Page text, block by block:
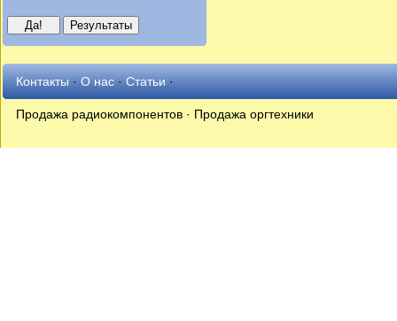
Контакты·О нас·Статьи·
Продажа радиокомпонентов · Продажа оргтехники